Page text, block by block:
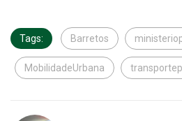
Tags: Barretos
MobilidadeUrbana